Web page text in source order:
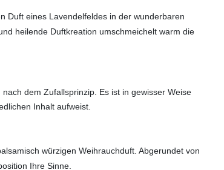
Duft eines Lavendelfeldes in der wunderbaren
heilende Duftkreation umschmeichelt warm die
dem Zufallsprinzip. Es ist in gewisser Weise
Inhalt aufweist.
würzigen Weihrauchduft. Abgerundet von
Ihre Sinne.